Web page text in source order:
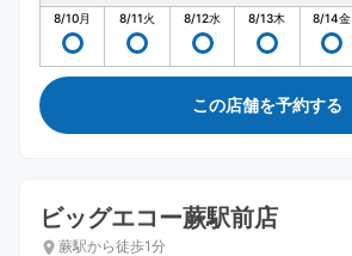
8/10月 8/11火 8/12水 8/13木 8/14金
この店舗を予約する
ビッグエコー蕨駅前店
蕨駅から徒歩1分